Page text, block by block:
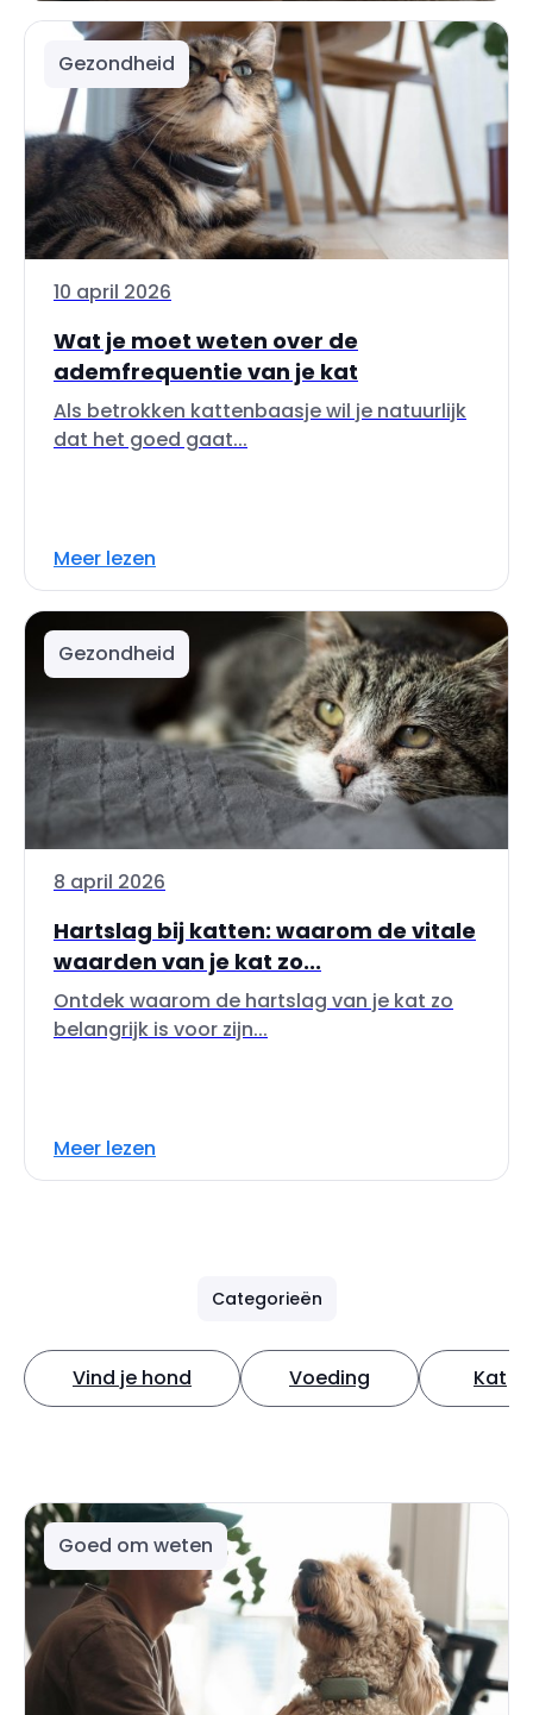
Gezondheid
10 april 2026
Wat je moet weten over de
ademfrequentie van je kat
Als betrokken kattenbaasje wil je natuurlijk
dat het goed gaat...
Meer lezen
Gezondheid
8 april 2026
Hartslag bij katten: waarom de vitale
waarden van je kat zo...
Ontdek waarom de hartslag van je kat zo
belangrijk is voor zijn...
Meer lezen
Categorieën
Vind je hond Voeding Kat
Goed om weten